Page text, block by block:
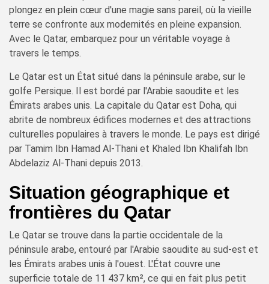
plongez en plein cœur d'une magie sans pareil, où la vieille
terre se confronte aux modernités en pleine expansion.
Avec le Qatar, embarquez pour un véritable voyage à
travers le temps.
Le Qatar est un État situé dans la péninsule arabe, sur le
golfe Persique. Il est bordé par l'Arabie saoudite et les
Émirats arabes unis. La capitale du Qatar est Doha, qui
abrite de nombreux édifices modernes et des attractions
culturelles populaires à travers le monde. Le pays est dirigé
par Tamim Ibn Hamad Al-Thani et Khaled Ibn Khalifah Ibn
Abdelaziz Al-Thani depuis 2013.
Situation géographique et
frontières du Qatar
Le Qatar se trouve dans la partie occidentale de la
péninsule arabe, entouré par l'Arabie saoudite au sud-est et
les Émirats arabes unis à l'ouest. L'État couvre une
superficie totale de 11 437 km², ce qui en fait plus petit